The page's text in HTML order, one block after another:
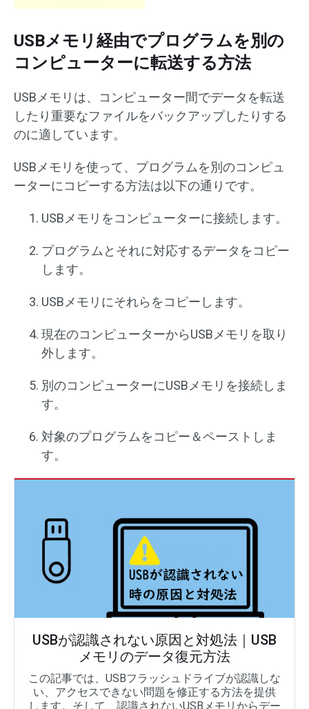
USBメモリ経由でプログラムを別の
コンピューターに転送する方法
USBメモリは、コンピューター間でデータを転送
したり重要なファイルをバックアップしたりする
のに適しています。
USBメモリを使って、プログラムを別のコンピュ
ーターにコピーする方法は以下の通りです。
USBメモリをコンピューターに接続します。
プログラムとそれに対応するデータをコピー
します。
USBメモリにそれらをコピーします。
現在のコンピューターからUSBメモリを取り
外します。
別のコンピューターにUSBメモリを接続しま
す。
対象のプログラムをコピー＆ペーストしま
す。
USBが認識されない原因と対処法｜USB
メモリのデータ復元方法
この記事では、USBフラッシュドライブが認識しな
い、アクセスできない問題を修正する方法を提供
します。そして、認識されないUSBメモリからデー